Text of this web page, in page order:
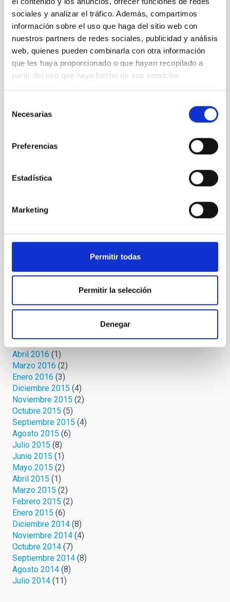
sociales y analizar el tráfico. Además, compartimos
información sobre el uso que haga del sitio web con
nuestros partners de redes sociales, publicidad y análisis
web, quienes pueden combinarla con otra información
que les haya proporcionado o que hayan recopilado a
partir del uso que haya hecho de sus servicios.
Necesarias
Preferencias
Estadística
Marketing
Permitir todas
Permitir la selección
Denegar
Noviembre 2021(2)
Octubre 2021(3)
Septiembre 2021(4)
Agosto 2021(6)
Julio 2021(5)
Junio 2021(4)
Mayo 2021
Abril 2021
Marzo 2021(7)
Enero 2021
Octubre 2020
Agosto 2020
Julio 2020(2)
Mayo 2020
Febrero 2019(1)
Octubre 2017(1)
Noviembre 2016(1)
Mayo 2016(1)
Abril 2016 (1)
Marzo 2016 (2)
Enero 2016 (3)
Diciembre 2015 (4)
Noviembre 2015 (2)
Octubre 2015 (5)
Septiembre 2015 (4)
Agosto 2015 (6)
Julio 2015 (8)
Junio 2015 (1)
Mayo 2015 (2)
Abril 2015 (1)
Marzo 2015 (2)
Febrero 2015 (2)
Enero 2015 (6)
Diciembre 2014 (8)
Noviembre 2014 (4)
Octubre 2014 (7)
Septiembre 2014 (8)
Agosto 2014 (8)
Julio 2014 (11)